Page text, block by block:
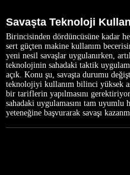
Savaşta Teknoloji
Birincisinden dördüncüsüne kadar
sert güçten makine kullanım
yeni nesil savaşlar uygulanırken,
teknolojinin sahadaki taktik
açık. Konu şu, savaşta durumu
teknolojiyi kullanım bilinci yüksek
bir tariflerin yapılmasını
sahadaki uygulamasını tam
yeteneğine başvurarak savaşı